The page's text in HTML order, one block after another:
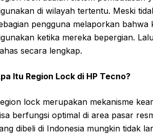
di wilayah tertentu. Meski
pengguna melaporkan
ketika mereka bepergian.
secara lengkap.
Itu Region Lock di HP Tecno?
lock merupakan mekanisme
berfungsi optimal di area pasar
dibeli di Indonesia mungkin tidak